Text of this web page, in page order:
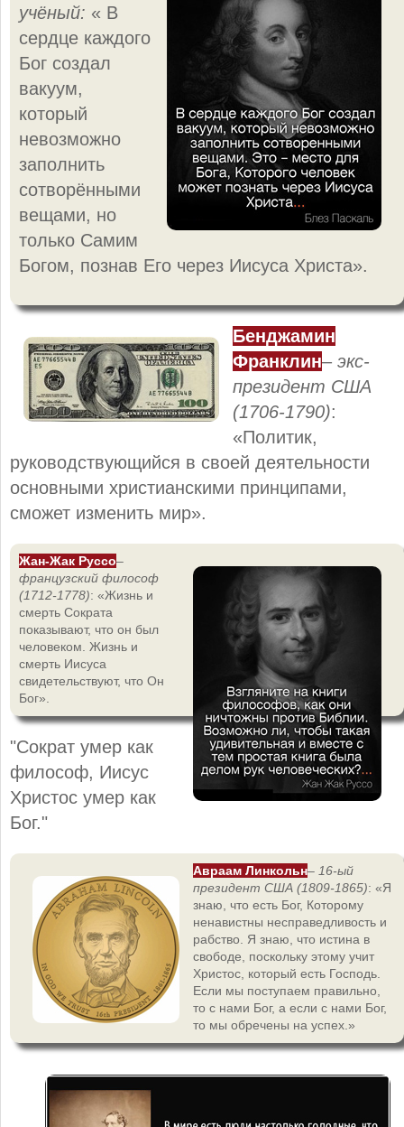
учёный: « В
сердце каждого
Бог создал
вакуум,
который
невозможно
заполнить
сотворёнными
вещами, но
только Самим
Богом, познав Его через Иисуса Христа».
Бенджамин
Франклин– экс-
президент США
(1706-1790):
«Политик,
руководствующийся в своей деятельности
основными христианскими принципами,
сможет изменить мир».
Жан-Жак Руссо–
французский философ
(1712-1778): «Жизнь и
смерть Сократа
показывают, что он был
человеком. Жизнь и
смерть Иисуса
свидетельствуют, что Он
Бог».
"Сократ умер как
философ, Иисус
Христос умер как
Бог."
Авраам Линкольн– 16-ый
президент США (1809-1865): «Я
знаю, что есть Бог, Которому
ненавистны несправедливость и
рабство. Я знаю, что истина в
свободе, поскольку этому учит
Христос, который есть Господь.
Если мы поступаем правильно,
то с нами Бог, а если с нами Бог,
то мы обречены на успех.»